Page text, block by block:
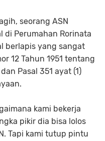
seorang ASN
Perumahan Rorinata
berlapis yang sangat
12 Tahun 1951 tentang
Pasal 351 ayat (1)
kami bekerja
pikir dia bisa lolos
Tapi kami tutup pintu